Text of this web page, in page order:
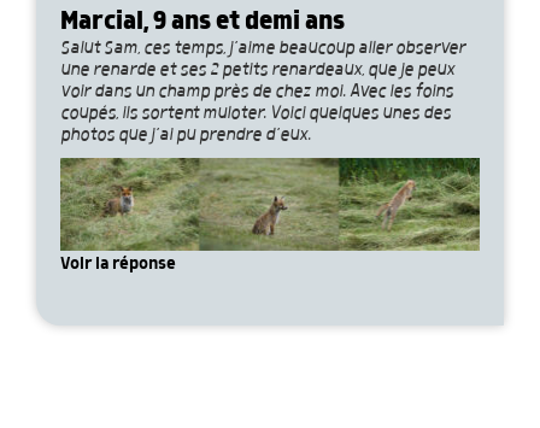
Marcial, 9 ans et demi ans
Salut Sam, ces temps, j’aime beaucoup aller observer
une renarde et ses 2 petits renardeaux, que je peux
voir dans un champ près de chez moi. Avec les foins
coupés, ils sortent muloter. Voici quelques unes des
photos que j’ai pu prendre d’eux.
Voir la réponse